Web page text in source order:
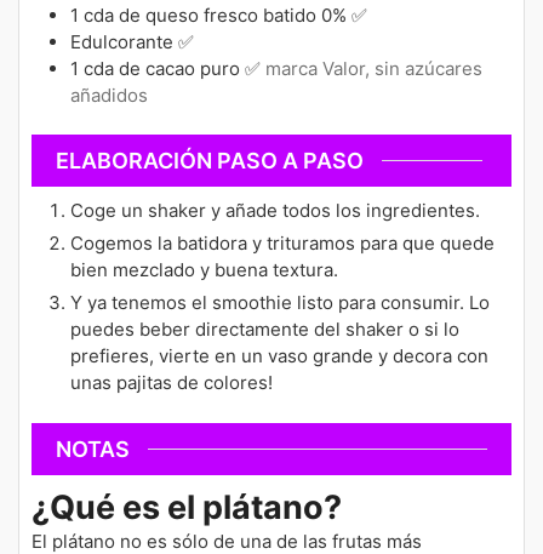
1 cda de queso fresco batido 0% ✅
Edulcorante ✅
1 cda de cacao puro ✅ marca Valor, sin azúcares
añadidos
ELABORACIÓN PASO A PASO
Coge un shaker y añade todos los ingredientes.
Cogemos la batidora y trituramos para que quede
bien mezclado y buena textura.
Y ya tenemos el smoothie listo para consumir. Lo
puedes beber directamente del shaker o si lo
prefieres, vierte en un vaso grande y decora con
unas pajitas de colores!
NOTAS
¿Qué es el plátano?
El plátano no es sólo de una de las frutas más